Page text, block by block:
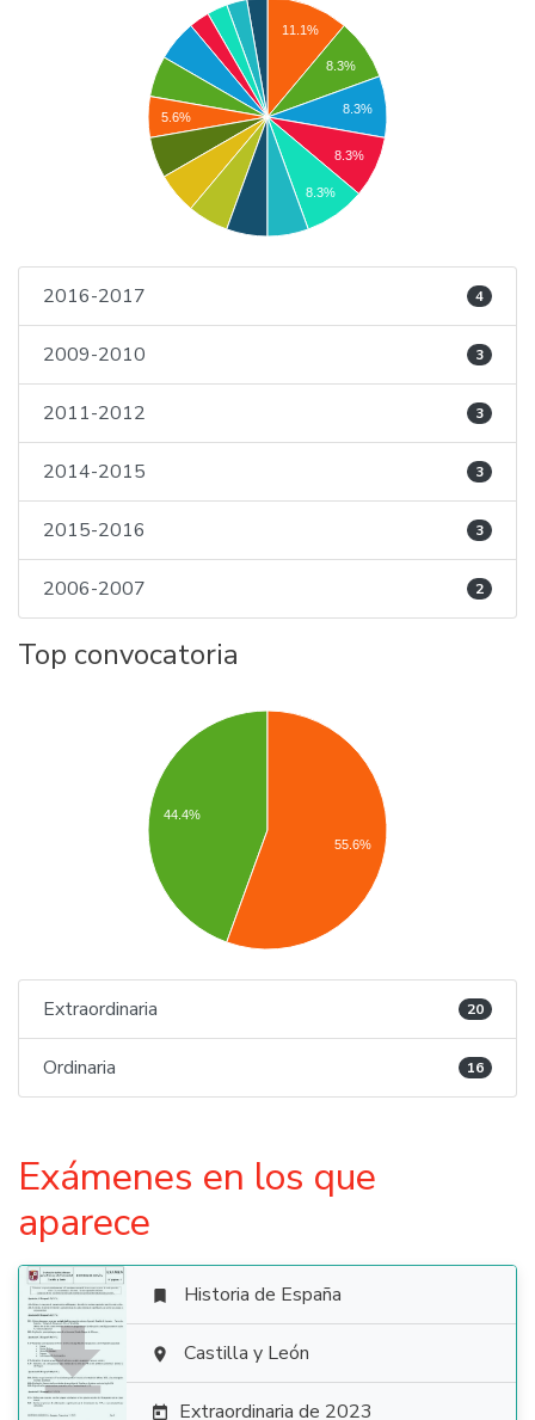
11.1%
8.3%
8.3%
8.3%
8.3%
5.6%
2016-2017 4
2009-2010 3
2011-2012 3
2014-2015 3
2015-2016 3
2006-2007 2
Top convocatoria
44.4%
55.6%
Extraordinaria 20
Ordinaria 16
Exámenes en los que
aparece

 Historia de España
 Castilla y León
 Extraordinaria de 2023